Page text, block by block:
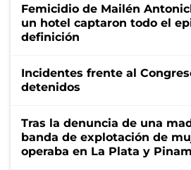
Femicidio de Mailén
un hotel captaron todo el
definición
Incidentes frente al
detenidos
Tras la denuncia de una
banda de explotación de
operaba en La Plata y